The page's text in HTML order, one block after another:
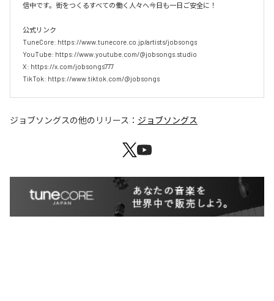
信中です。街をつくるすべての働く人々へ今日も一日ご安全に！
公式リンク
TuneCore: https://www.tunecore.co.jp/artists/jobsongs
YouTube: https://www.youtube.com/@jobsongs.studio
X: https://x.com/jobsongs777
TikTok: https://www.tiktok.com/@jobsongs
ジョブソングスの他のリリース： ジョブソングス